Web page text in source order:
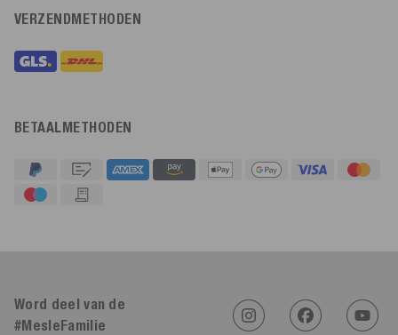
VERZENDMETHODEN
BETAALMETHODEN
Word deel van de
#MesleFamilieAn****